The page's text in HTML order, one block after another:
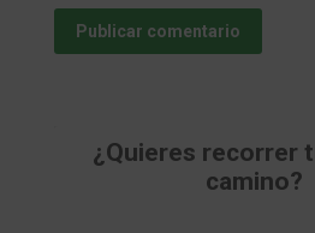
Publicar comentario
¿Quieres recorrer
camino?